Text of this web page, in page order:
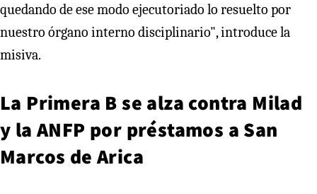
quedando de ese modo ejecutoriado lo resuelto por
nuestro órgano interno disciplinario", introduce la
misiva.
La Primera B se alza contra Milad
y la ANFP por préstamos a San
Marcos de Arica